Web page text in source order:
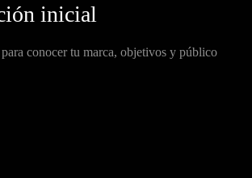
inicial
para conocer tu marca, objetivos y público